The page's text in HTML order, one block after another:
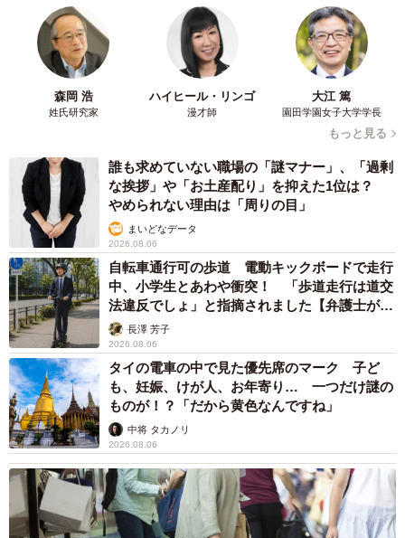
ーー完成したお家を見たときの、娘さんと奥さまのリアク
ションは？
完全にAIだと思われちゃってるので、動画も載せときます
— 黒主くん (@kuronushi_) January 7, 2026
「完成した瞬間、娘は目を輝かせてすぐ中に入っていきま
した。 『ここはお店屋さん！』『ここは寝るとこ！」』
と、想像を膨らませながら遊び始めていました。 妻も一緒
に中に入ってくれて、結果的に家族3人で2時間ほどおまま
ごとが続きました。 その様子を見て、疲れはすっかり吹き
飛びました」
休日をゆっくり過ごすはずが、気づけば全力でおままごと
ハウス作り。そんな予想外の一日も、家族の笑顔があれば
「まあいっか」と思えてしまうのが素敵ですね。ダンボー
ルで生まれた、かけがえのない家族時間に心が温まる投稿
でした。
森岡 浩
姓氏研究家
ハイヒール・リンゴ
漫才師
大江 篤
園田学園女子大学学長
もっと見る
誰も求めていない職場の「謎マナー」、「過剰
な挨拶」や「お土産配り」を抑えた1位は？
やめられない理由は「周りの目」
まいどなデータ
2026.08.06
自転車通行可の歩道 電動キックボードで走行
中、小学生とあわや衝突！ 「歩道走行は道交
法違反でしょ」と指摘されました【弁護士が解
説】長澤 芳子
2026.08.06
タイの電車の中で見た優先席のマーク 子ど
も、妊娠、けが人、お年寄り… 一つだけ謎の
ものが！？「だから黄色なんですね」
中将 タカノリ
2026.08.06